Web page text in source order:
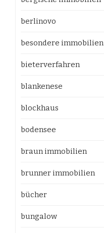
berlinovo
besondere immobilien
bieterverfahren
blankenese
blockhaus
bodensee
braun immobilien
brunner immobilien
bücher
bungalow